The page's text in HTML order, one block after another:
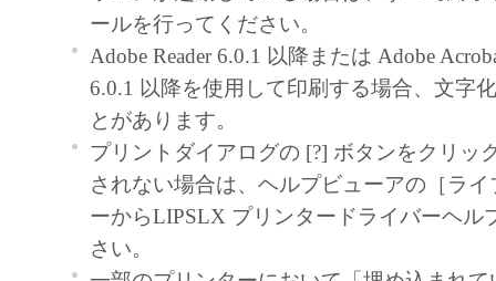
１．許諾
(1) キヤノンは、お客様が「キヤノン製品
のために、「キヤノン製品」に直接または
通じ接続される複数のコンピューター（以
と言います。）において、「本ソフトウェ
契約書においては、「本ソフトウェア」を
の記憶媒体上にインストールすること、ま
ターにおいて表示すること、アクセスする
実行することのいずれも含むものとします
ールを行ってください。
Adobe Reader 6.0.1 以降または Adobe
6.0.1 以降を使用して印刷する場合、文字
とがあります。
プリントダイアログの [?] ボタンをクリッ
されない場合は、ヘルプビューアの［ラ
ーからLIPSLX プリンタードライバーヘル
さい。